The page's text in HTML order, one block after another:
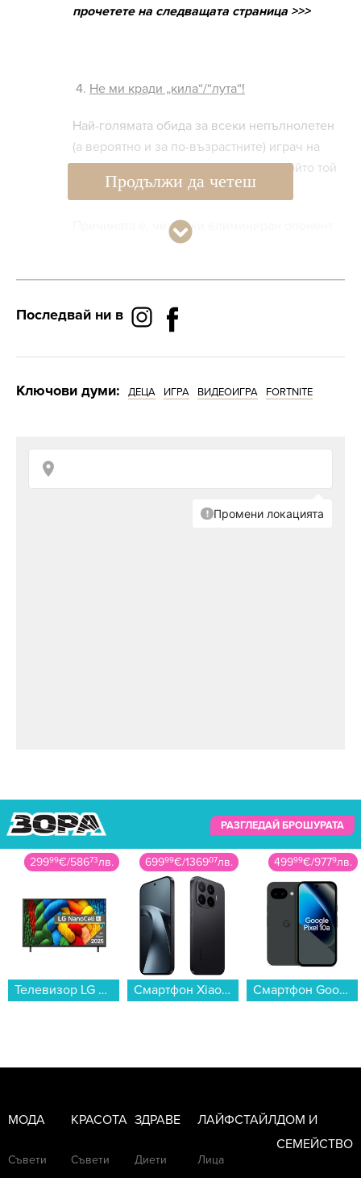
прочетете на следващата страница >>>
4. Не ми кради „кила“/“лута“!
Най-голямата обида за всеки непълнолетен
(а вероятно и за по-възрастните) играч на
“Fortnite” е да довършите опонент, който той
вече е омаломощил преди това.
Причината е, че всеки елиминиран опонент
качва нивото ви в играта. Освен това
добро оръжие или амуниции. Това, ако не сте
разбрали, че нарича „лут“ и
Когато аз и моят възрастен приятел играем,
с по-добри оръжия и какви позиции да
заемем, така че да е по-трудно да ни открият.
С малките не е така. За тях висенето по
храстите е загуба на време и предпочитат да
тичат с главата напред срещу опасността, за
Продължи да четеш
Последвай ни в
Ключови думи: ДЕЦА ИГРА ВИДЕОИГРА FORTNITE
РАЗГЛЕДАЙ БРОШУРАТА
69999€/136907лв.
Смартфон Xiaomi 17T 256/12 BLACK MZB0NOCEU , 12 GB, 256 GB...
49999€/9779лв.
Смартфон Google PIXEL 10a 128/8 OBSIDIAN , 128 GB, 8 GB...
2490€/4871лв.
Конзола - аксесоар Nintendo JOY-CON 2 Wheel Pair...
МОДА
Съвети
КРАСОТА
Съвети
ЗДРАВЕ
Диети
ЛАЙФСТАЙЛ
Лица
ДОМ И
СЕМЕЙСТВО